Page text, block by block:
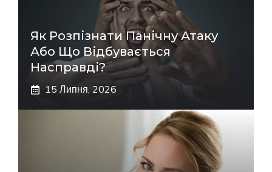
Як Розпізнати Панічну Атаку
Або Що Відбувається
Насправді?
15 Липня, 2026